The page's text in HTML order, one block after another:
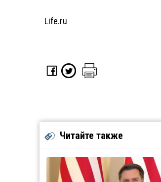
Life.ru
Читайте также